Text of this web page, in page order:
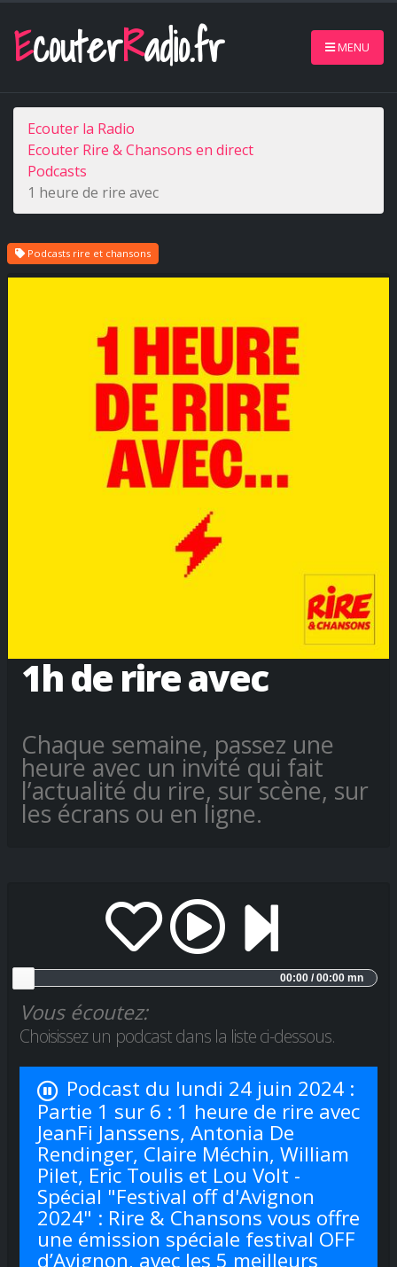
EcouterRadio.fr MENU
Ecouter la Radio
Ecouter Rire & Chansons en direct
Podcasts
1 heure de rire avec
Podcasts rire et chansons
1h de rire avec
Chaque semaine, passez une
heure avec un invité qui fait
l’actualité du rire, sur scène, sur
les écrans ou en ligne.
00:00 / 00:00 mn
Vous écoutez:
Choisissez un podcast dans la liste ci-dessous.
Podcast du lundi 24 juin 2024 :
Partie 1 sur 6 : 1 heure de rire avec
JeanFi Janssens, Antonia De
Rendinger, Claire Méchin, William
Pilet, Eric Toulis et Lou Volt -
Spécial "Festival off d'Avignon
2024" : Rire & Chansons vous offre
une émission spéciale festival OFF
d’Avignon, avec les 5 meilleurs